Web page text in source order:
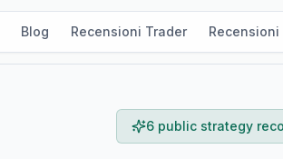
Blog Recensioni Trader Recensioni
6 public strategy